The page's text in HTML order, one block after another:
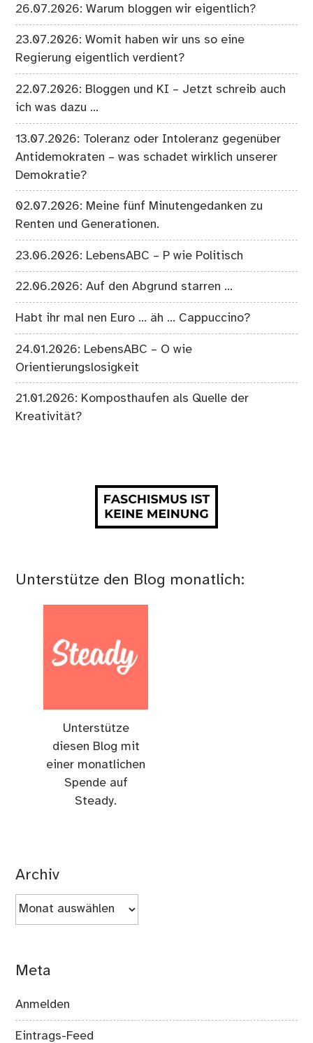
26.07.2026: Warum bloggen wir eigentlich?
23.07.2026: Womit haben wir uns so eine
Regierung eigentlich verdient?
22.07.2026: Bloggen und KI – Jetzt schreib auch
ich was dazu …
13.07.2026: Toleranz oder Intoleranz gegenüber
Antidemokraten – was schadet wirklich unserer
Demokratie?
02.07.2026: Meine fünf Minutengedanken zu
Renten und Generationen.
23.06.2026: LebensABC – P wie Politisch
22.06.2026: Auf den Abgrund starren …
Habt ihr mal nen Euro … äh … Cappuccino?
24.01.2026: LebensABC – O wie
Orientierungslosigkeit
21.01.2026: Komposthaufen als Quelle der
Kreativität?
Unterstütze den Blog monatlich:
Unterstütze
diesen Blog mit
einer monatlichen
Spende auf
Steady.
Archiv
Archiv
Meta
Anmelden
Eintrags-Feed